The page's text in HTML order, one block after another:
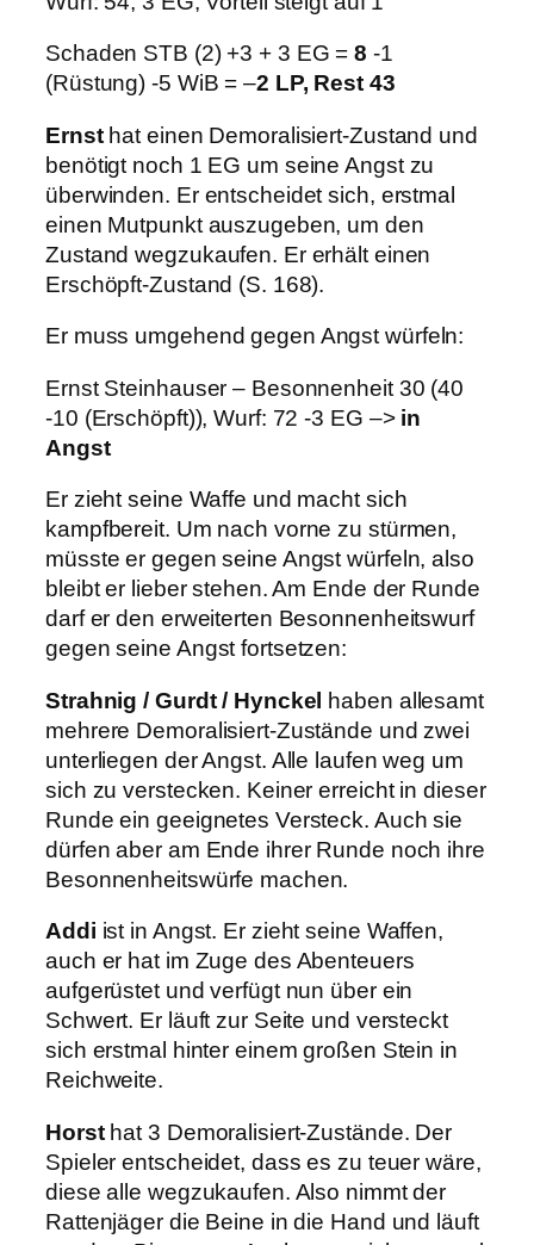
Schaden STB (2) +3 + 3 EG =8 -1
(Rüstung) -5 WiB = –2 LP, Rest 43
Ernsthat einen Demoralisiert-Zustand und
benötigt noch 1 EG um seine Angst zu
überwinden. Er entscheidet sich, erstmal
einen Mutpunkt auszugeben, um den
Zustand wegzukaufen. Er erhält einen
Erschöpft-Zustand (S. 168).
Er muss umgehend gegen Angst würfeln:
Ernst Steinhauser – Besonnenheit 30 (40
-10 (Erschöpft)), Wurf: 72 -3 EG –> in
Angst
Er zieht seine Waffe und macht sich
kampfbereit. Um nach vorne zu stürmen,
müsste er gegen seine Angst würfeln, also
bleibt er lieber stehen. Am Ende der Runde
darf er den erweiterten Besonnenheitswurf
gegen seine Angst fortsetzen:
Strahnig / Gurdt / Hynckel haben allesamt
mehrere Demoralisiert-Zustände und zwei
unterliegen der Angst. Alle laufen weg um
sich zu verstecken. Keiner erreicht in dieser
Runde ein geeignetes Versteck. Auch sie
dürfen aber am Ende ihrer Runde noch ihre
Besonnenheitswürfe machen.
Addi ist in Angst. Er zieht seine Waffen,
auch er hat im Zuge des Abenteuers
aufgerüstet und verfügt nun über ein
Schwert. Er läuft zur Seite und versteckt
sich erstmal hinter einem großen Stein in
Reichweite.
Horsthat 3 Demoralisiert-Zustände. Der
Spieler entscheidet, dass es zu teuer wäre,
diese alle wegzukaufen. Also nimmt der
Rattenjäger die Beine in die Hand und läuft